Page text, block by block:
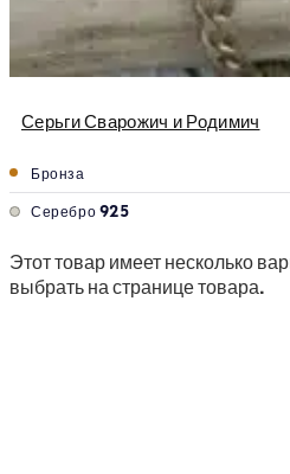
Серьги Сварожич и Родимич
Бронза
Серебро 925
Этот товар имеет несколько
выбрать на странице товара.